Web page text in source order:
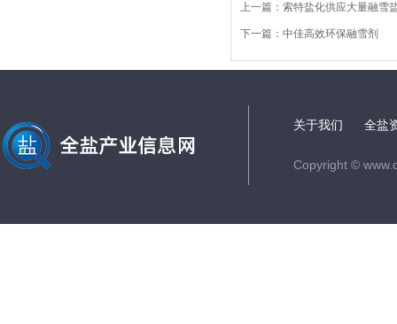
上一篇： 索特盐化供应大量融雪
下一篇： 中佳高效环保融雪剂
关于我们 全盐
Copyright ©